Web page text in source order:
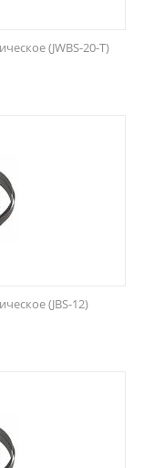
(JWBS-20-T)
(JBS-12)